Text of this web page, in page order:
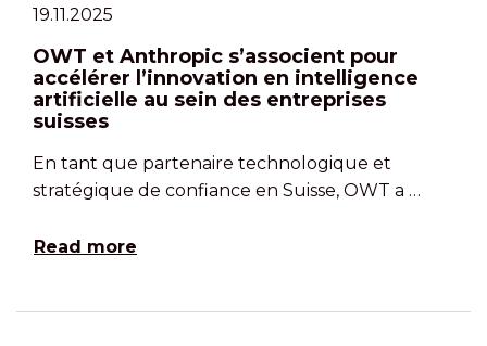
19.11.2025
OWT et Anthropic s’associent pour
accélérer l’innovation en intelligence
artificielle au sein des entreprises
suisses
En tant que partenaire technologique et
stratégique de confiance en Suisse, OWT a …
Read more